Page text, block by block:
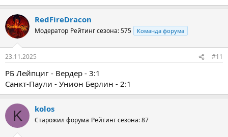
RedFireDracon
Модератор Рейтинг сезона: 575 Команда форума
23.11.2025 #11
РБ Лейпциг - Вердер - 3:1
Санкт-Паули - Унион Берлин - 2:1
K kolos
Старожил форума Рейтинг сезона: 87